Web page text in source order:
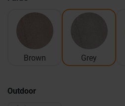
Brown Grey
Outdoor